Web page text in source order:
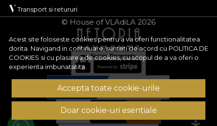
Acest site foloseste cookies pentru a va oferi functionalitatea
dorita. Navigand in continuare, sunteti de acord cu POLITICA DE
COOKIES si cu plasarea de cookies, cu scopul de a va oferi o
experienta imbunatatita.
Accepta toate cookie-urile
Doar cookie-uri esentiale
Transport si retururi
© House of VLAdiLA 2026